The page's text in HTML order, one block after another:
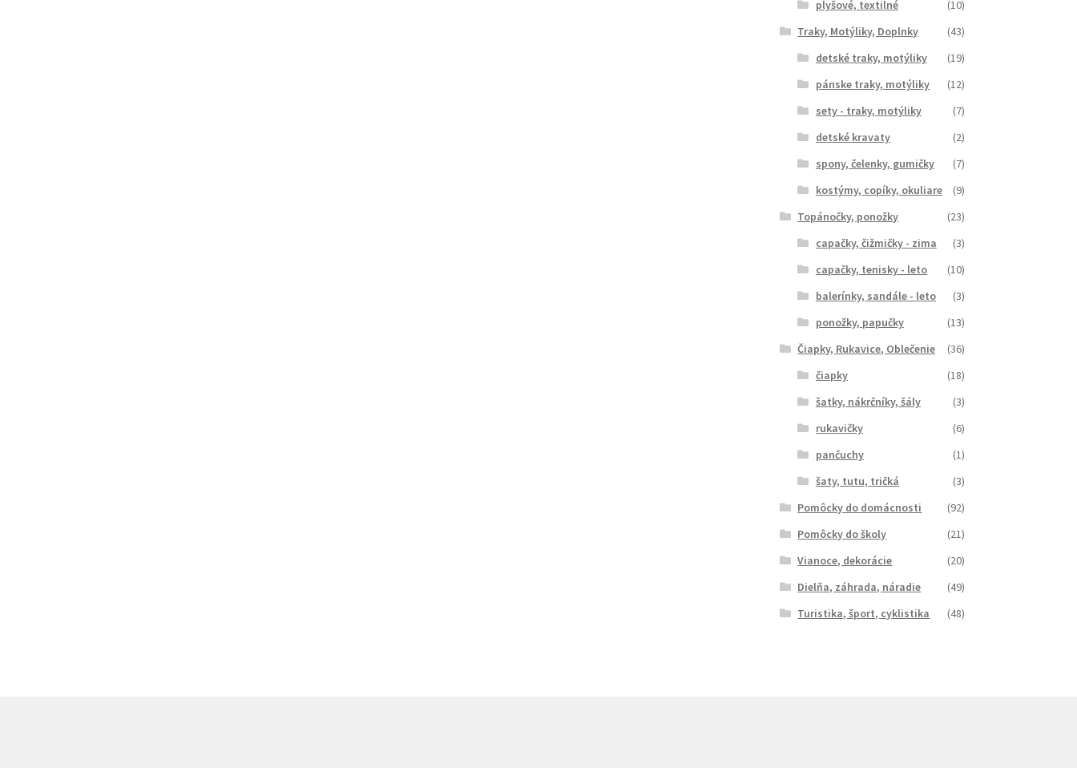
plyšové, textilné
(10)
Traky, Motýliky, Doplnky
(43)
detské traky, motýliky
(19)
pánske traky, motýliky
(12)
sety - traky, motýliky
(7)
detské kravaty
(2)
spony, čelenky, gumičky
(7)
kostýmy, copíky, okuliare
(9)
Topánočky, ponožky
(23)
capačky, čižmičky - zima
(3)
capačky, tenisky - leto
(10)
balerínky, sandále - leto
(3)
ponožky, papučky
(13)
Čiapky, Rukavice, Oblečenie
(36)
čiapky
(18)
šatky, nákrčníky, šály
(3)
rukavičky
(6)
pančuchy
(1)
šaty, tutu, tričká
(3)
Pomôcky do domácnosti
(92)
Pomôcky do školy
(21)
Vianoce, dekorácie
(20)
Dielňa, záhrada, náradie
(49)
Turistika, šport, cyklistika
(48)